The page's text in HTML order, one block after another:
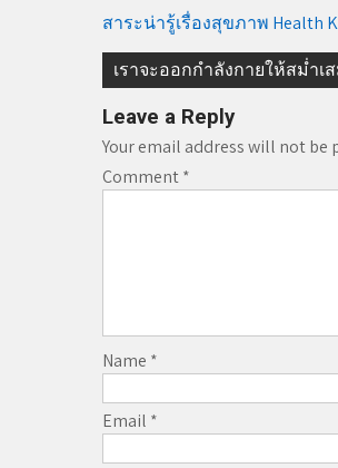
สาระน่ารู้เรื่องสุขภาพ Health
Post
navigation
เราจะออกกำลังกายให้สม่ำเ
Leave a Reply
Your email address will not be
Comment*
Name *
Email *